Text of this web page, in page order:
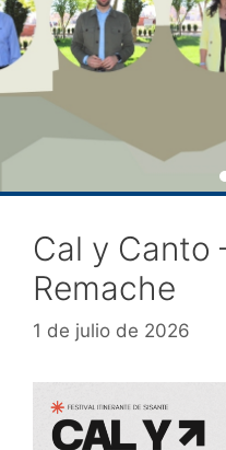
Cal y Canto
Remache
1 de julio de 2026